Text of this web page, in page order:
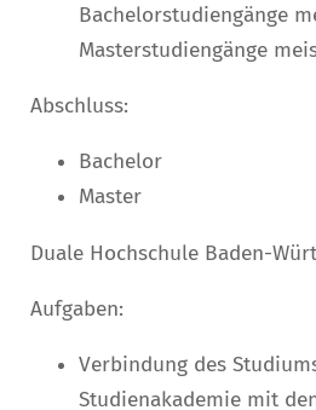
Bachelorstudiengänge
Masterstudiengänge
Abschluss:
Bachelor
Master
Duale Hochschule Baden-
Aufgaben:
Verbindung des
Studienakademie mit